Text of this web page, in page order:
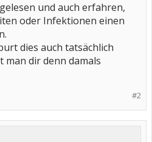
und auch erfahren,
oder Infektionen einen
dies auch tatsächlich
man dir denn damals
#2